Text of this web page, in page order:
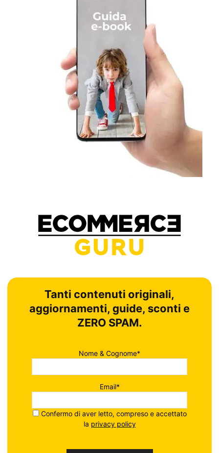
Tanti contenuti originali,
aggiornamenti, guide, sconti e
ZERO SPAM.
Nome & Cognome*
Email*
Confermo di aver letto, compreso e accettato
la privacy policy